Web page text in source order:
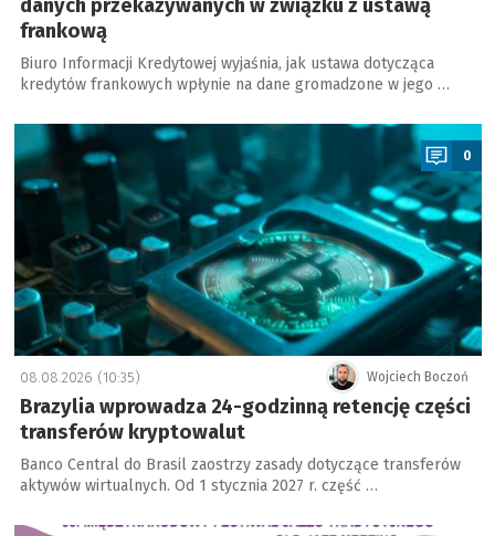
danych przekazywanych w związku z ustawą
frankową
Biuro Informacji Kredytowej wyjaśnia, jak ustawa dotycząca
kredytów frankowych wpłynie na dane gromadzone w jego …
a
0
Wojciech Boczoń
08.08.2026 (10:35)
Brazylia wprowadza 24-godzinną retencję części
transferów kryptowalut
Banco Central do Brasil zaostrzy zasady dotyczące transferów
aktywów wirtualnych. Od 1 stycznia 2027 r. część …
a